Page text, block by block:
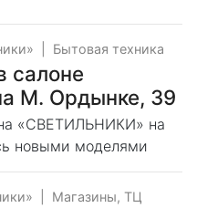
Бытовая техника
салоне
М. Ордынке, 39
«СВЕТИЛЬНИКИ» на
новыми моделями
Магазины, ТЦ